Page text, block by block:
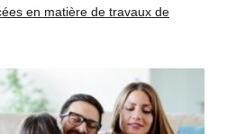
en matière de travaux de